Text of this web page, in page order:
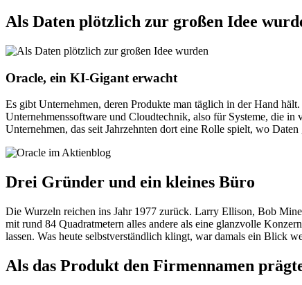
Als Daten plötzlich zur großen Idee
Oracle, ein KI-Gigant erwacht
Es gibt Unternehmen, deren Produkte man täglich in der Hand
Unternehmenssoftware und Cloudtechnik, also für Systeme, die
Unternehmen, das seit Jahrzehnten dort eine Rolle spielt, wo
Drei Gründer und ein kleines Büro
Die Wurzeln reichen ins Jahr 1977 zurück. Larry Ellison, Bob
mit rund 84 Quadratmetern alles andere als eine glanzvolle
lassen. Was heute selbstverständlich klingt, war damals ein Blick
Als das Produkt den Firmennamen